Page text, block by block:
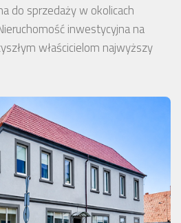
do sprzedaży w okolicach
inwestycyjna na
właścicielom najwyższy